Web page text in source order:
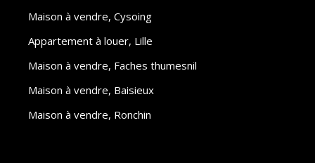
Maison à vendre, Cysoing
Appartement à louer, Lille
Maison à vendre, Faches thumesnil
Maison à vendre, Baisieux
Maison à vendre, Ronchin